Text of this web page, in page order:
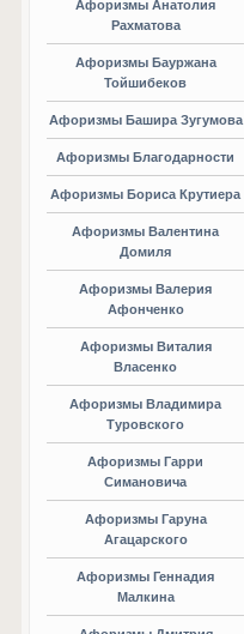
Афоризмы Анатолия
Рахматова
Афоризмы Бауржана
Тойшибеков
Афоризмы Башира Зугумова
Афоризмы Благодарности
Афоризмы Бориса Крутиера
Афоризмы Валентина
Домиля
Афоризмы Валерия
Афонченко
Афоризмы Виталия
Власенко
Афоризмы Владимира
Туровского
Афоризмы Гарри
Симановича
Афоризмы Гаруна
Агацарского
Афоризмы Геннадия
Малкина